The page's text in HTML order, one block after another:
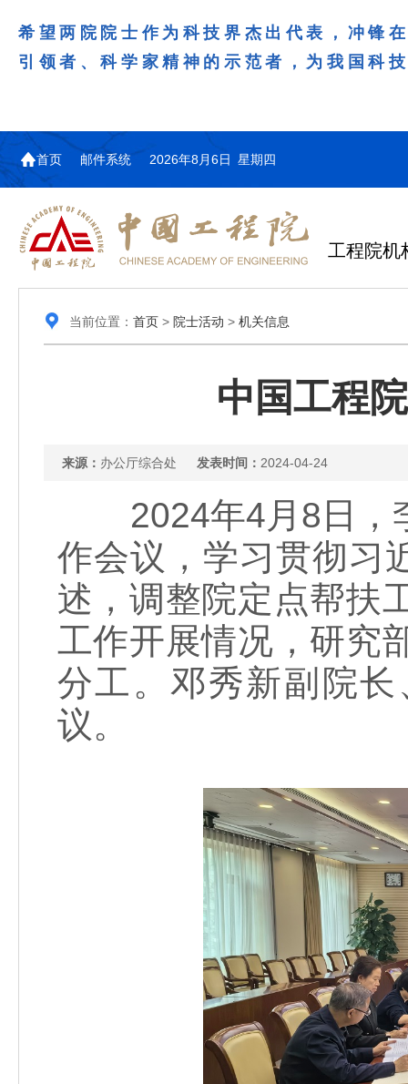
希望两院院士作为科技界杰出代表，冲锋
引领者、科学家精神的示范者，为我国科
首页 邮件系统 2026年8月6日 星期四
工程院机
当前位置： 首页> 院士活动 > 机关信息
中国工程
来源： 办公厅综合处 发表时间： 2024-04-24
2024年4月8日，李
作会议，学习贯彻习
述，调整院定点帮扶
工作开展情况，研究
分工。邓秀新副院
议。